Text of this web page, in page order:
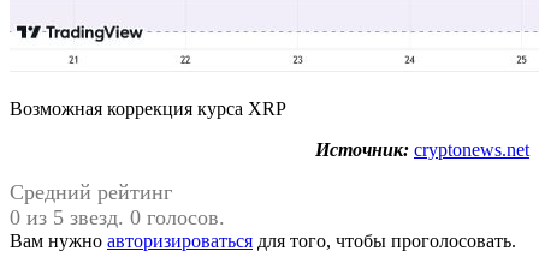
Возможная коррекция курса XRP
Источник: cryptonews.net
Средний рейтинг
0 из 5 звезд. 0 голосов.
Вам нужно авторизироваться для того, чтобы проголосовать.